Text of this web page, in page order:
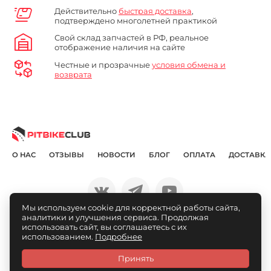
Действительно быстрая доставка,
подтверждено многолетней практикой
Свой склад запчастей в РФ, реальное
отображение наличия на сайте
Честные и прозрачныеусловия обмена и
возврата
О НАС ОТЗЫВЫ НОВОСТИ БЛОГ ОПЛАТА ДОСТАВКА
© Pitbikeclub.ru 2012-2026
Мы используем cookie для корректной работы сайта,
аналитики и улучшения сервиса. Продолжая
использовать сайт, вы соглашаетесь с их
использованием. Подробнее
Принять